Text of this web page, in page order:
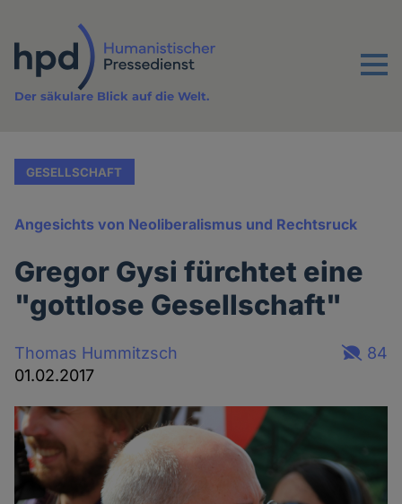
Inhalt
Menu
Der säkulare Blick auf die Welt.
GESELLSCHAFT
Angesichts von Neoliberalismus und Rechtsruck
Gregor Gysi fürchtet eine
"gottlose Gesellschaft"
Thomas Hummitzsch
01.02.2017
84